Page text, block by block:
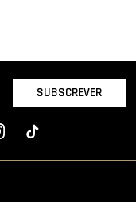
SUBSCREVER